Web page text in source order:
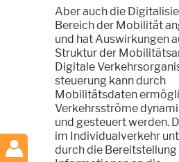
Aber auch die
Bereich der Mobilität
und hat Auswirkungen
Struktur der
Digitale
steuerung kann durch
Mobilitätsdaten
Verkehrsströme
und gesteuert werden.
im Individualverkehr
durch die Bereitstellung